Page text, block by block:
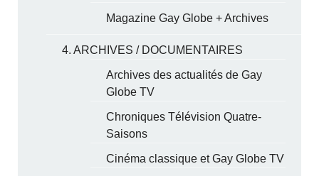
Magazine Gay Globe + Archives
4. ARCHIVES / DOCUMENTAIRES
Archives des actualités de Gay
Globe TV
Chroniques Télévision Quatre-
Saisons
Cinéma classique et Gay Globe TV